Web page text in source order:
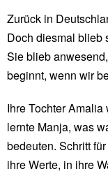
Zurück in
Doch diesmal blieb
Sie blieb
beginnt, wenn wir
Ihre Tochter
lernte Manja, was
bedeuten. Schritt
ihre Werte, in ihre